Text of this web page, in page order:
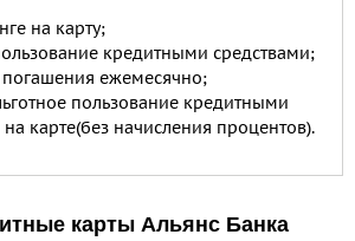
на карту;
кредитными средствами;
погашения ежемесячно;
пользование кредитными
карте(без начисления процентов).
карты Альянс Банка